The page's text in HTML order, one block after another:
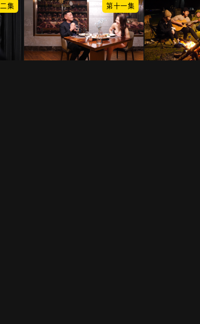
集 第十一集